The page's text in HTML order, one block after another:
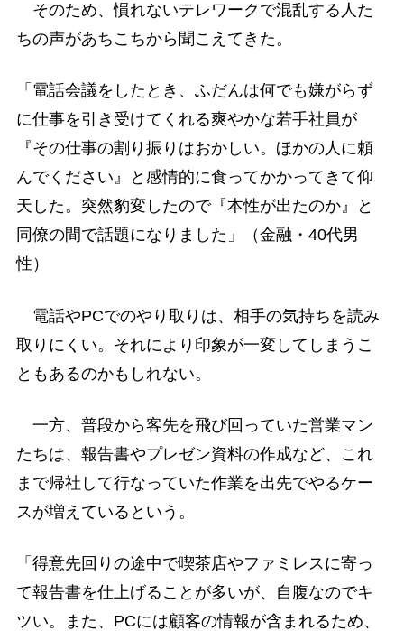
そのため、慣れないテレワークで混乱する人た
ちの声があちこちから聞こえてきた。
「電話会議をしたとき、ふだんは何でも嫌がらず
に仕事を引き受けてくれる爽やかな若手社員が
『その仕事の割り振りはおかしい。ほかの人に頼
んでください』と感情的に食ってかかってきて仰
天した。突然豹変したので『本性が出たのか』と
同僚の間で話題になりました」（金融・40代男
性）
電話やPCでのやり取りは、相手の気持ちを読み
取りにくい。それにより印象が一変してしまうこ
ともあるのかもしれない。
一方、普段から客先を飛び回っていた営業マン
たちは、報告書やプレゼン資料の作成など、これ
まで帰社して行なっていた作業を出先でやるケー
スが増えているという。
「得意先回りの途中で喫茶店やファミレスに寄っ
て報告書を仕上げることが多いが、自腹なのでキ
ツい。また、PCには顧客の情報が含まれるため、